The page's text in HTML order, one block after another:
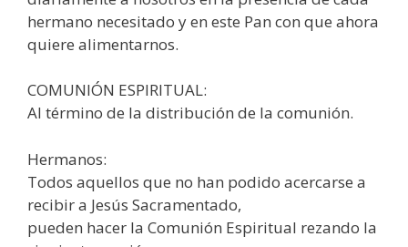
hermano necesitado y en este Pan con que ahora
quiere alimentarnos.
COMUNIÓN ESPIRITUAL:
Al término de la distribución de la comunión.
Hermanos:
Todos aquellos que no han podido acercarse a
recibir a Jesús Sacramentado,
pueden hacer la Comunión Espiritual rezando la